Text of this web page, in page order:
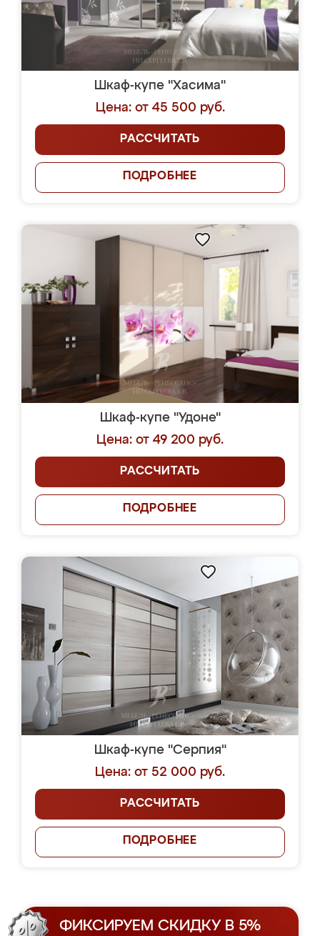
Шкаф-купе "Хасима"
Цена: от 45 500 руб.
РАССЧИТАТЬ
ПОДРОБНЕЕ
Шкаф-купе "Удоне"
Цена: от 49 200 руб.
РАССЧИТАТЬ
ПОДРОБНЕЕ
Шкаф-купе "Серпия"
Цена: от 52 000 руб.
РАССЧИТАТЬ
ПОДРОБНЕЕ
ФИКСИРУЕМ СКИДКУ В 5%